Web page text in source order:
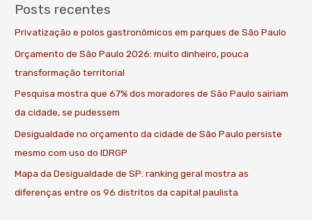
Posts recentes
Privatização e polos gastronômicos em parques de São Paulo
Orçamento de São Paulo 2026: muito dinheiro, pouca
transformação territorial
Pesquisa mostra que 67% dos moradores de São Paulo sairiam
da cidade, se pudessem
Desigualdade no orçamento da cidade de São Paulo persiste
mesmo com uso do IDRGP
Mapa da Desigualdade de SP: ranking geral mostra as
diferenças entre os 96 distritos da capital paulista